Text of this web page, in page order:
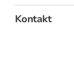
Kontakt